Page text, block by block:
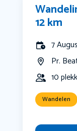
12 km
7
Pr.
10
Wandelen